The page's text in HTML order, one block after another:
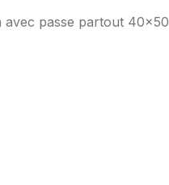
avec passe partout 40×50